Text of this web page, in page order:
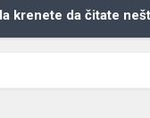
krenete da čitate